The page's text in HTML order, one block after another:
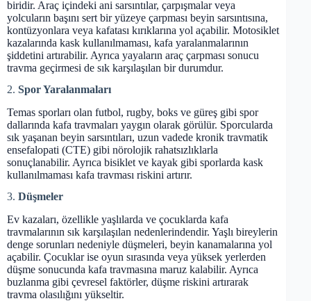
biridir. Araç içindeki ani sarsıntılar, çarpışmalar veya
yolcuların başını sert bir yüzeye çarpması beyin sarsıntısına,
kontüzyonlara veya kafatası kırıklarına yol açabilir. Motosiklet
kazalarında kask kullanılmaması, kafa yaralanmalarının
şiddetini artırabilir. Ayrıca yayaların araç çarpması sonucu
travma geçirmesi de sık karşılaşılan bir durumdur.
2. Spor Yaralanmaları
Temas sporları olan futbol, rugby, boks ve güreş gibi spor
dallarında kafa travmaları yaygın olarak görülür. Sporcularda
sık yaşanan beyin sarsıntıları, uzun vadede kronik travmatik
ensefalopati (CTE) gibi nörolojik rahatsızlıklarla
sonuçlanabilir. Ayrıca bisiklet ve kayak gibi sporlarda kask
kullanılmaması kafa travması riskini artırır.
3. Düşmeler
Ev kazaları, özellikle yaşlılarda ve çocuklarda kafa
travmalarının sık karşılaşılan nedenlerindendir. Yaşlı bireylerin
denge sorunları nedeniyle düşmeleri, beyin kanamalarına yol
açabilir. Çocuklar ise oyun sırasında veya yüksek yerlerden
düşme sonucunda kafa travmasına maruz kalabilir. Ayrıca
buzlanma gibi çevresel faktörler, düşme riskini artırarak
travma olasılığını yükseltir.